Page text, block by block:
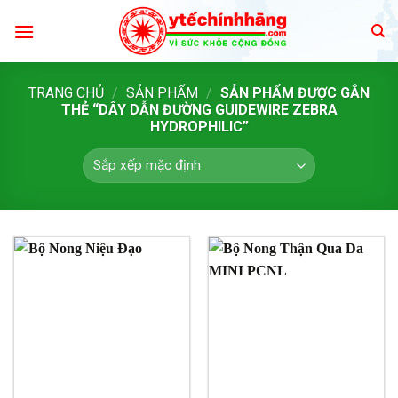
TRANG CHỦ / SẢN PHẨM / SẢN PHẨM ĐƯỢC GẮN
THẺ “DÂY DẪN ĐƯỜNG GUIDEWIRE ZEBRA
HYDROPHILIC”